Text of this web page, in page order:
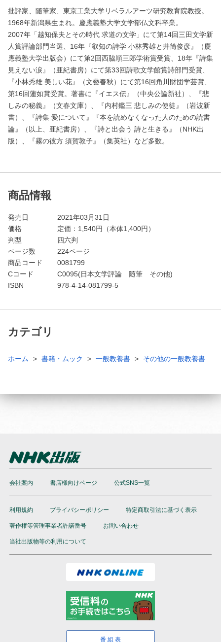
批評家、随筆家、東京工業大学リベラルアーツ研究教育院教授。
1968年新潟県生まれ。慶應義塾大学文学部仏文科卒業。
2007年「越知保夫とその時代 求道の文学」にて第14回三田文学新
人賞評論部門当選、16年『叡知の詩学 小林秀雄と井筒俊彦』（慶
應義塾大学出版会）にて第2回西脇順三郎学術賞受賞、18年『詩集
見えない涙』（亜紀書房）にて第33回詩歌文学館賞詩部門受賞、
『小林秀雄 美しい花』（文藝春秋）にて第16回角川財団学芸賞、
第16回蓮如賞受賞。著書に『イエス伝』（中央公論新社）、『悲
しみの秘義』（文春文庫）、『内村鑑三 悲しみの使徒』（岩波新
書）、『詩集 愛について』『本を読めなくなった人のための読書
論』（以上、亜紀書房）、『詩と出会う 詩と生きる』（NHK出
版）、『霧の彼方 須賀敦子』（集英社）など多数。
商品情報
発売日
2021年03月31日
価格
定価： 1,540円（本体1,400円）
判型
四六判
ページ数
224ページ
商品コード
0081799
Cコード
C0095(日本文学評論 随筆 その他)
ISBN
978-4-14-081799-5
カテゴリ
ホーム 書籍・ムック 一般教養書 その他の一般教養書
会社案内 書店様向けページ 公式SNS一覧
利用規約 プライバシーポリシー 特定商取引法に基づく表示
著作権等管理事業者許諾番号 お問い合わせ
当社出版物等の利用について
番組表